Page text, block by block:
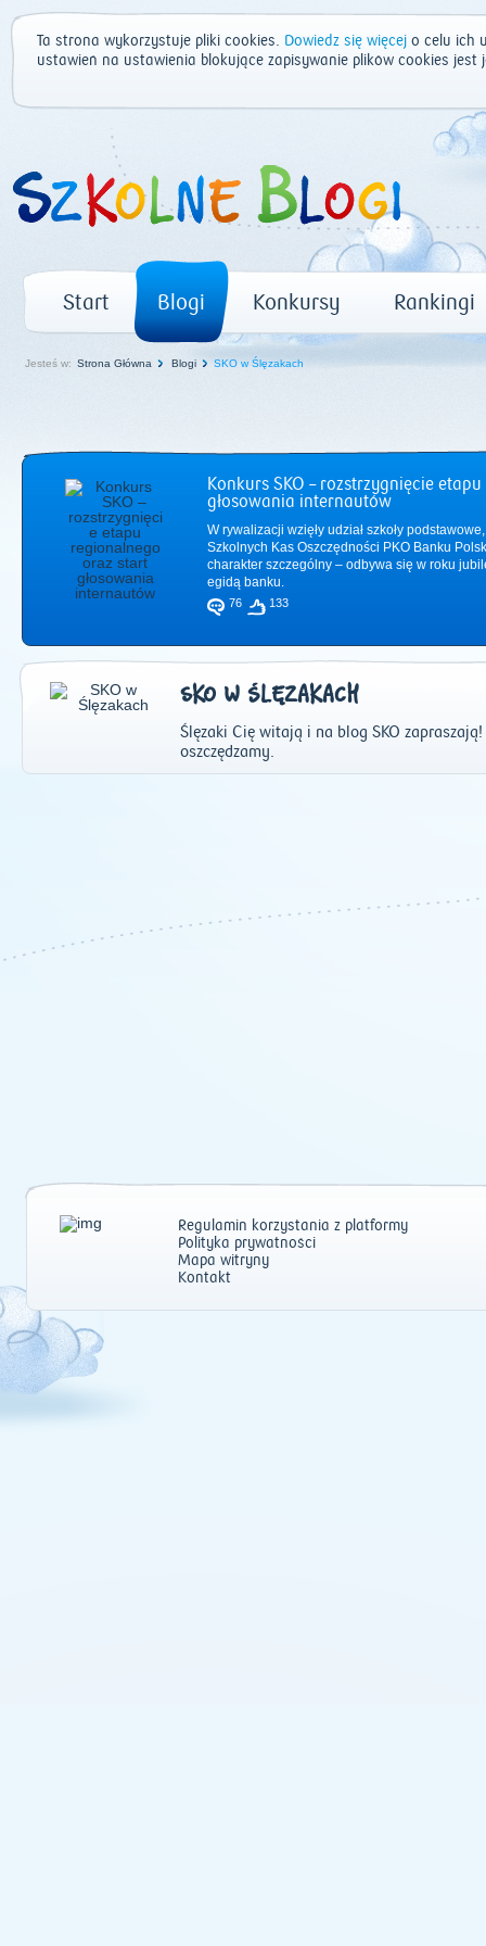
Ta strona wykorzystuje pliki cookies. Dowiedz się więcej o celu ich
ustawień na ustawienia blokujące zapisywanie plików cookies
Start Blogi Konkursy Rankingi
Jesteś w: Strona Główna Blogi SKO w Ślęzakach
Konkurs SKO – rozstrzygnięcie
głosowania internautów
W rywalizacji wzięły udział szkoły
Szkolnych Kas Oszczędności PKO Banku
charakter szczególny – odbywa się w roku
egidą banku.
76 133
SKO W ŚLĘZAKACH
Ślęzaki Cię witają i na blog SKO
oszczędzamy.
Regulamin korzystania z platformy
Polityka prywatności
Mapa witryny
Kontakt